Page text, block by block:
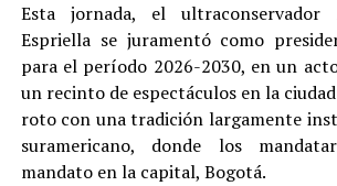
Esta jornada, el
Espriella se juramentó como
para el período 2026-2030, en un
un recinto de espectáculos en la
roto con una tradición largamente
suramericano, donde los
mandato en la capital, Bogotá.